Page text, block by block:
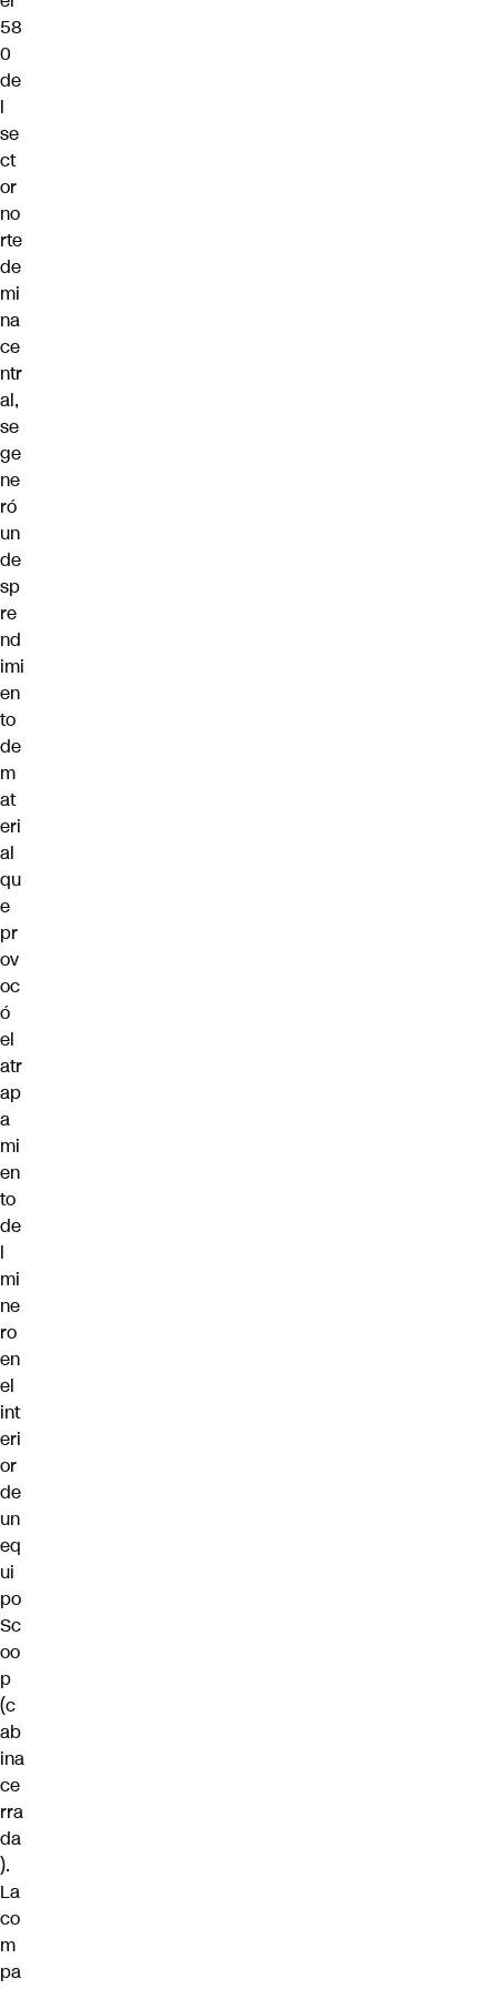
58
0
de
l
se
ct
or
no
rte
de
mi
na
ce
ntr
al,
se
ge
ne
ró
un
de
sp
re
nd
imi
en
to
de
m
at
eri
al
qu
e
pr
ov
oc
ó
el
atr
ap
a
mi
en
to
de
l
mi
ne
ro
en
el
int
eri
or
de
un
eq
ui
po
Sc
oo
p
(c
ab
ina
ce
rra
da
).
La
co
m
pa